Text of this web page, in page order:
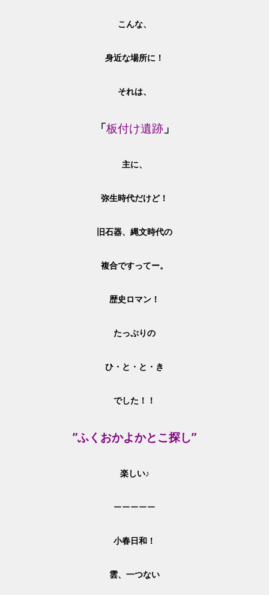
こんな、
身近な場所に！
それは、
「板付け遺跡」
主に、
弥生時代だけど！
旧石器、縄文時代の
複合ですってー。
歴史ロマン！
たっぷりの
ひ・と・と・き
でした！！
”ふくおかよかとこ探し”
楽しい♪
ーーーーー
小春日和！
雲、一つない